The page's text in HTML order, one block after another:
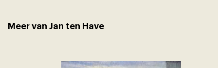
Meer van Jan ten Have